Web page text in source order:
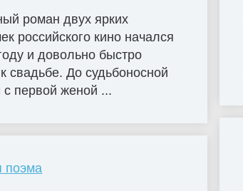
роман двух ярких
российского кино начался
и довольно быстро
свадьбе. До судьбоносной
с первой женой ...
поэма